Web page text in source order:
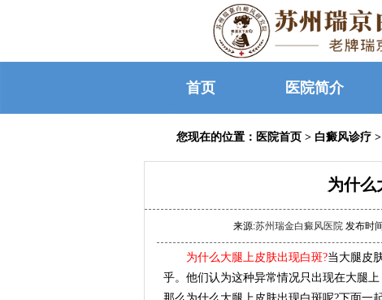
首页 医院简介
您现在的位置： 医院首页 > 白癜风诊疗 >
为什么
来源:苏州瑞金白癜风医院 发布时
为什么大腿上皮肤出现白斑?当大腿皮
乎。他们认为这种异常情况只出现在大腿